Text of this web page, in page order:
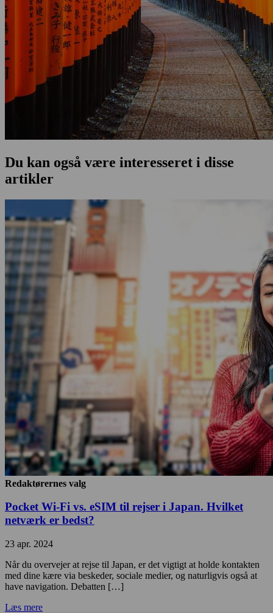
Du kan også være interesseret i disse
artikler
Redaktørernes valg
Pocket Wi-Fi vs. eSIM til rejser i Japan. Hvilket
netværk er bedst?
23 apr. 2024
Når du overvejer at rejse til Japan, er det vigtigt at holde kontakten
med dine kære via beskeder, sociale medier, og naturligvis også at
have navigation. Debatten […]
Læs mere